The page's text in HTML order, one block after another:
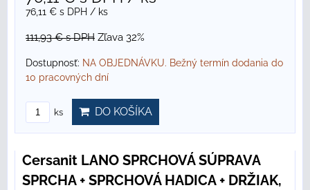
76,11 € s DPH / ks
111,93 €s DPH Zľava 32%
Dostupnosť: NA OBJEDNÁVKU. Bežný termín dodania do
10 pracovných dní
ks DO KOŠÍKA
Cersanit LANO SPRCHOVÁ SÚPRAVA
SPRCHA + SPRCHOVÁ HADICA + DRŽIAK,